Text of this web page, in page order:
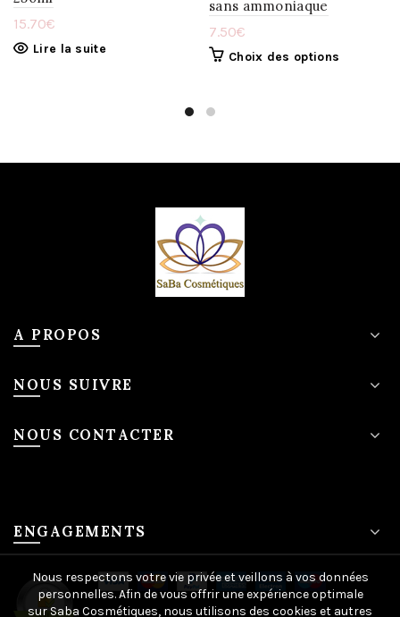
15.70€
Lire la suite
sans ammoniaque
7.50€
Choix des options
A PROPOS
NOUS SUIVRE
NOUS CONTACTER
ENGAGEMENTS
Nous respectons votre vie privée et veillons à vos données
personnelles. Afin de vous offrir une expérience optimale
sur Saba Cosmétiques, nous utilisons des cookies et autres